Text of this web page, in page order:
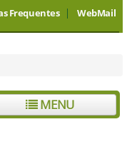
Frequentes WebMail
MENU